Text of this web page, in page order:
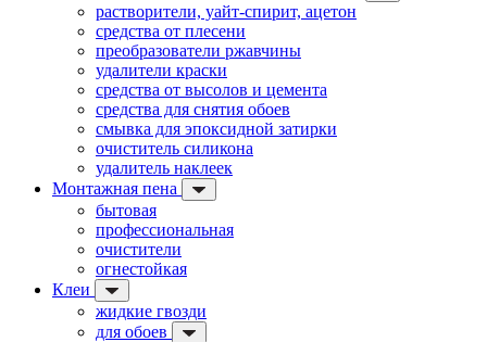
растворители, уайт-спирит, ацетон
средства от плесени
преобразователи ржавчины
удалители краски
средства от высолов и цемента
средства для снятия обоев
смывка для эпоксидной затирки
очиститель силикона
удалитель наклеек
Монтажная пена
бытовая
профессиональная
очистители
огнестойкая
Клеи
жидкие гвозди
для обоев